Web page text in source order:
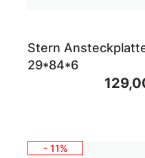
Stern
29*84*6
- 11%